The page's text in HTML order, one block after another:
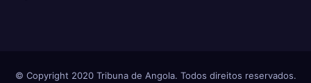
© Copyright 2020 Tribuna de Angola. Todos direitos reservados.